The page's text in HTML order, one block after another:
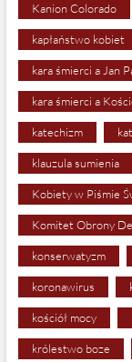
Kanion Colorado
kapłaństwo kobiet
kara śmierci a Jan
kara śmierci a
katechizm
klauzula sumienia
Kobiety w Piśmie
Komitet Obrony
konserwatyzm
koronawirus
kościół mocy
królestwo boze